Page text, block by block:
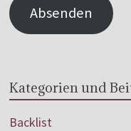
Absenden
Kategorien und
Backlist